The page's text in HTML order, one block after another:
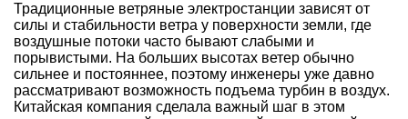
Традиционные ветряные электростанции зависят от
силы и стабильности ветра у поверхности земли, где
воздушные потоки часто бывают слабыми и
порывистыми. На больших высотах ветер обычно
сильнее и постояннее, поэтому инженеры уже давно
рассматривают возможность подъема турбин в воздух.
Китайская компания сделала важный шаг в этом